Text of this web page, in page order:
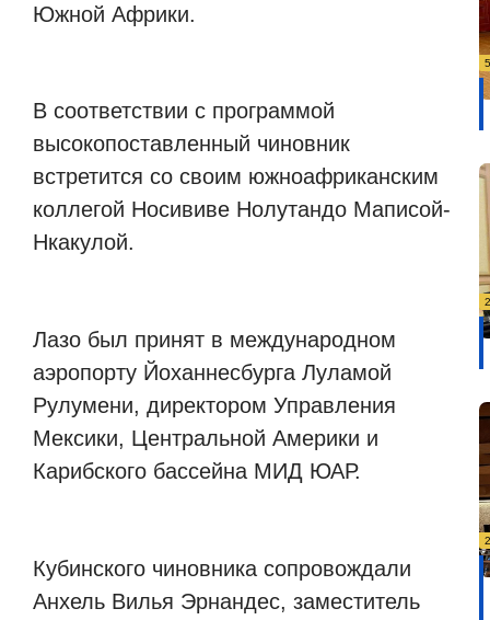
Южной Африки.
В соответствии с программой
высокопоставленный чиновник
встретится со своим южноафриканским
коллегой Носививе Нолутандо Маписой-
Нкакулой.
Лазо был принят в международном
аэропорту Йоханнесбурга Луламой
Рулумени, директором Управления
Мексики, Центральной Америки и
Карибского бассейна МИД ЮАР.
Кубинского чиновника сопровождали
Анхель Вилья Эрнандес, заместитель